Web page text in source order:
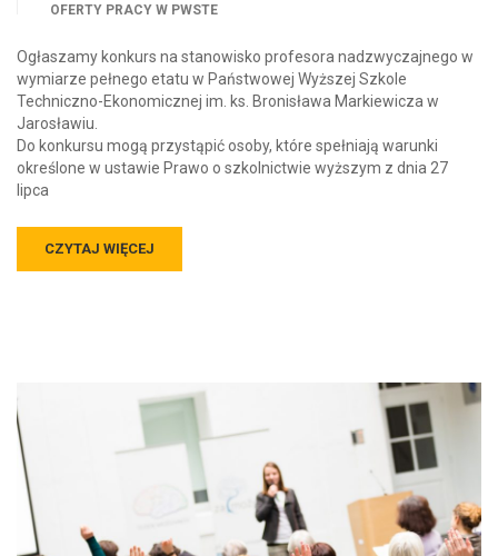
OFERTY PRACY W PWSTE
Ogłaszamy konkurs na stanowisko profesora nadzwyczajnego w
wymiarze pełnego etatu w Państwowej Wyższej Szkole
Techniczno-Ekonomicznej im. ks. Bronisława Markiewicza w
Jarosławiu.
Do konkursu mogą przystąpić osoby, które spełniają warunki
określone w ustawie Prawo o szkolnictwie wyższym z dnia 27
lipca
CZYTAJ WIĘCEJ